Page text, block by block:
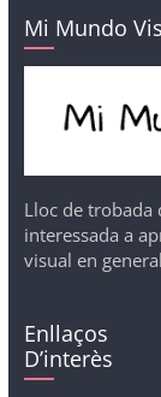
Mi Mundo
Lloc de trobada
interessada a
visual en
Enllaços
D’interès